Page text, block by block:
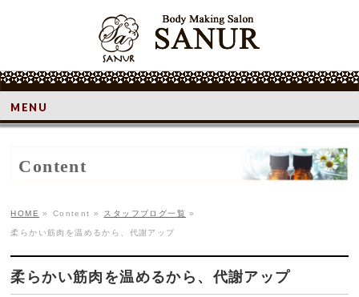
MENU
Content
HOME » Content » スタッフブログ一覧 »
柔らかい筋肉を温めるから、代謝アップ
柔らかい筋肉を温めるから、代謝アップ